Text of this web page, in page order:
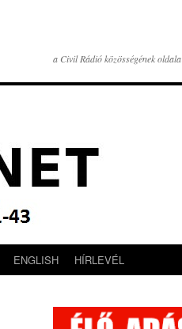
a Civil Rádió közösségének oldala
ENGLISH HÍRLEVÉL